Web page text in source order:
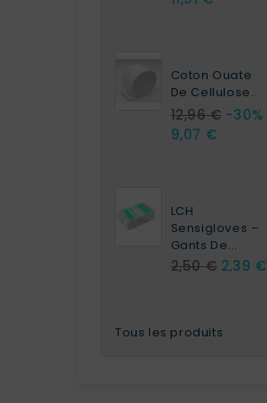
Coton Ouate
De Cellulose...
12,96 € -30%
9,07 €
LCH
Sensigloves –
Gants De...
2,50 € 2,39 €
Tous les produits